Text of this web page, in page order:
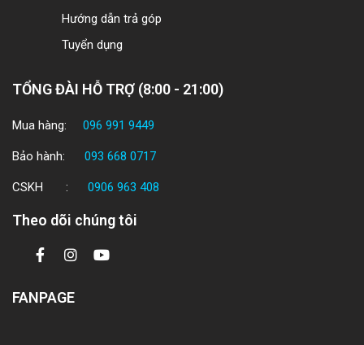
Hướng dẫn trả góp
Tuyển dụng
TỔNG ĐÀI HỖ TRỢ (8:00 - 21:00)
Mua hàng: 096 991 9449
Bảo hành: 093 668 0717
CSKH : 0906 963 408
Theo dõi chúng tôi
FANPAGE